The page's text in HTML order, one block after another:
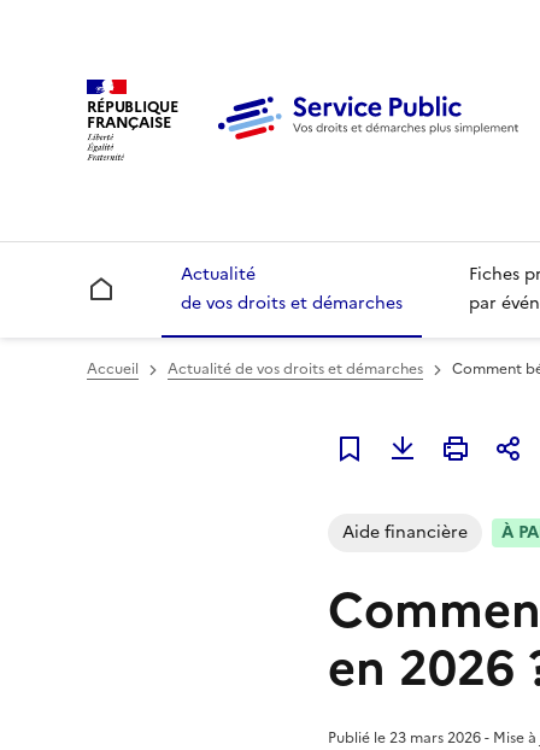
RÉPUBLIQUE
FRANÇAISE
Accueil
Actualité
de vos droits et démarches
Fiches
par
Accueil Actualité de vos droits et démarches Comment
Ajouter à mes alertes
Aide financière À
en 2026
Publié le 23 mars 2026 -